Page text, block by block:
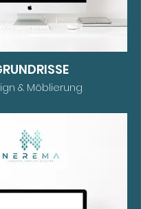
& Möblierung